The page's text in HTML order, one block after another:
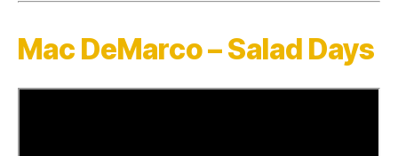
Mac DeMarco – Salad Days